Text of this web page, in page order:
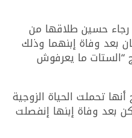
رجاء حسين طلاقها من
بعد وفاة إبنهما وذلك
“الستات ما يعرفوش
تحملت الحياة الزوجية
لكن بعد وفاة إبنها إنفصلت